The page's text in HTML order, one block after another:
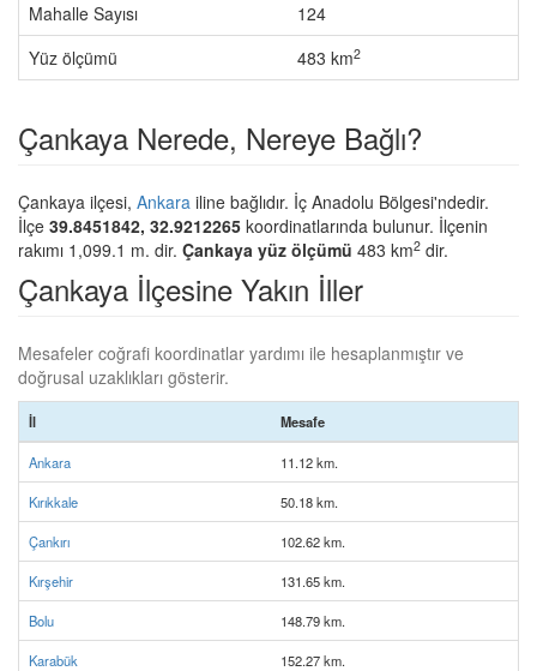
Mahalle Sayısı
124
Yüz ölçümü
483 km2
Çankaya Nerede, Nereye Bağlı?
Çankaya ilçesi, Ankara iline bağlıdır. İç Anadolu Bölgesi'ndedir.
İlçe 39.8451842, 32.9212265 koordinatlarında bulunur. İlçenin
rakımı 1,099.1 m. dir. Çankaya yüz ölçümü 483 km2 dir.
Çankaya İlçesine Yakın İller
Mesafeler coğrafi koordinatlar yardımı ile hesaplanmıştır ve
doğrusal uzaklıkları gösterir.
İl Mesafe
Ankara 11.12 km.
Kırıkkale 50.18 km.
Çankırı 102.62 km.
Kırşehir 131.65 km.
Bolu 148.79 km.
Karabük 152.27 km.